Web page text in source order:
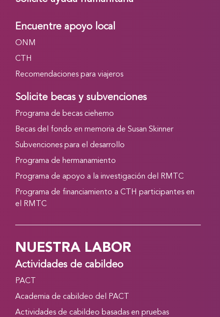
Encuentre apoyo local
ONM
CTH
Recomendaciones para viajeros
Solicite becas y subvenciones
Programa de becas ciehemo
Becas del fondo en memoria de Susan Skinner
Subvenciones para el desarrollo
Programa de hermanamiento
Programa de apoyo a la investigación del RMTC
Programa de financiamiento a CTH participantes en
el RMTC
NUESTRA LABOR
Actividades de cabildeo
PACT
Academia de cabildeo del PACT
Actividades de cabildeo basadas en pruebas